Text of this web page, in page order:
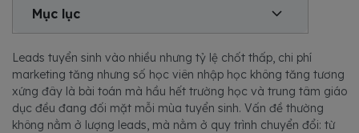
Mục lục
Leads tuyển sinh vào nhiều nhưng tỷ lệ chốt thấp, chi phí
marketing tăng nhưng số học viên nhập học không tăng tương
xứng đây là bài toán mà hầu hết trường học và trung tâm giáo
dục đều đang đối mặt mỗi mùa tuyển sinh. Vấn đề thường
không nằm ở lượng leads, mà nằm ở quy trình chuyển đổi: từ